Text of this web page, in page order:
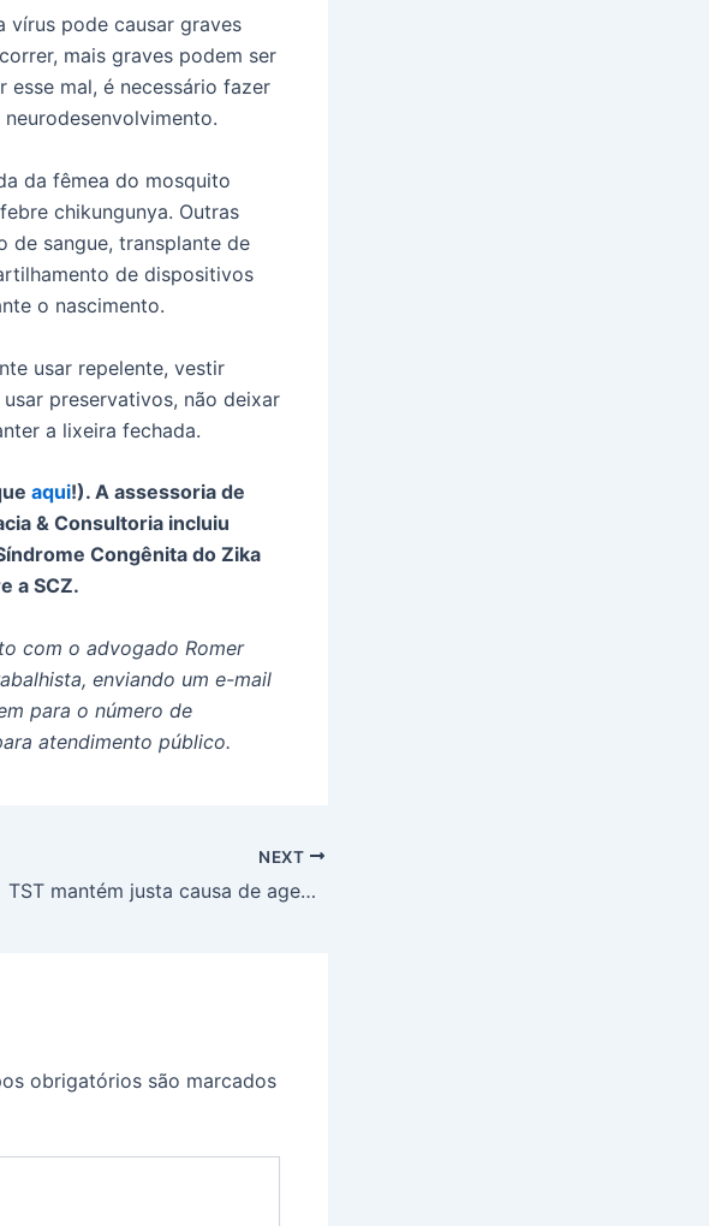
vírus pode causar graves
mais graves podem ser
esse mal, é necessário fazer
da fêmea do mosquito
chikungunya. Outras
de sangue, transplante de
de dispositivos
o nascimento.
usar repelente, vestir
preservativos, não deixar
a lixeira fechada.
aqui!). A assessoria de
& Consultoria incluiu
Congênita do Zika
a SCZ.
com o advogado Romer
enviando um e-mail
para o número de
atendimento público.
NEXT
TST mantém justa causa de agente que atuou como vigilante de supermercado durante licença
obrigatórios são marcados